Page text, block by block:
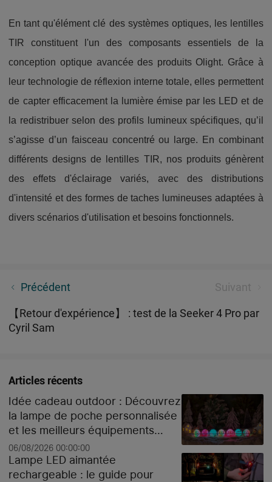
En tant qu'élément clé des systèmes optiques, les lentilles
TIR constituent l'un des composants essentiels de la
conception optique avancée des produits Olight. Grâce à
leur technologie de réflexion interne totale, elles permettent
de capter efficacement la lumière émise par les LED et de
la redistribuer selon des profils lumineux spécifiques, qu’il
s’agisse d’un faisceau concentré ou large. En combinant
différents designs de lentilles TIR, nos produits génèrent
des effets d'éclairage variés, avec des distributions
d'intensité et des formes de taches lumineuses adaptées à
divers scénarios d'utilisation et besoins fonctionnels.
Précédent Suivant
Quelle est la meilleure lampe de poche pour la
【Retour d'expérience】 : test de la Seeker 4 Pro par
Cyril Sam
Articles récents
Idée cadeau outdoor : Découvrez
la lampe de poche personnalisée
et les meilleurs équipements
high-tech pour Noël
06/08/2026 00:00:00
Lampe LED aimantée
rechargeable : le guide pour